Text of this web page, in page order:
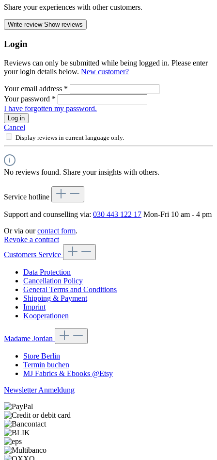
Share your experiences with other customers.
Write review Show reviews
Login
Reviews can only be submitted while being logged in. Please enter
your login details below. New customer?
Your email address *
Your password *
I have forgotten my password.
Log in
Cancel
Display reviews in current language only.
No reviews found. Share your insights with others.
Service hotline
Support and counselling via: 030 443 122 17 Mon-Fri 10 am - 4 pm
Or via ourcontact form.
Revoke a contract
Customers Service
Data Protection
Cancellation Policy
General Terms and Conditions
Shipping & Payment
Imprint
Kooperationen
Madame Jordan
Store Berlin
Termin buchen
MJ Fabrics & Ebooks @Etsy
Newsletter Anmeldung